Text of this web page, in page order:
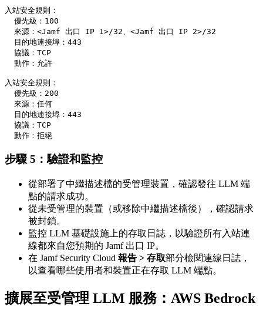
入站安全規則：
  優先級：100
  來源：<Jamf 出口 IP 1>/32、<Jamf 出口 IP 2>/32
  目的地連接埠：443
  協議：TCP
  動作：允許
入站安全規則：
  優先級：200
  來源：任何
  目的地連接埠：443
  協議：TCP
步驟 5：驗證和監控
從部署了中繼描述檔的受管理裝置，確認發往 LLM 端
點的請求成功。
從未受管理的裝置（或移除中繼描述檔後），確認請求
被封鎖。
監控 LLM 基礎設施上的存取日誌，以驗證所有入站連
線都來自您預期的 Jamf 出口 IP。
在 Jamf Security Cloud 報告 > 存取部分檢閱連線日誌，
以查看哪些使用者和裝置正在存取 LLM 端點。
擴展至受管理 LLM 服務：AWS Bedrock